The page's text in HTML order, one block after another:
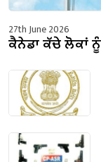
27th June 2026
ਕੈਨੇਡਾ ਕੱਚੇ ਲੋਕਾਂ ਨੂੰ